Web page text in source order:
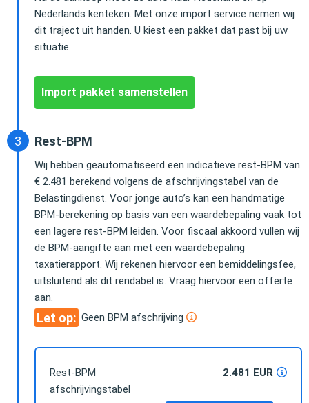
Nederlands kenteken. Met onze import service nemen wij
dit traject uit handen. U kiest een pakket dat past bij uw
situatie.
Import pakket samenstellen
Rest-BPM
Wij hebben geautomatiseerd een indicatieve rest-BPM van
€ 2.481 berekend volgens de afschrijvingstabel van de
Belastingdienst. Voor jonge auto’s kan een handmatige
BPM-berekening op basis van een waardebepaling vaak tot
een lagere rest-BPM leiden. Voor fiscaal akkoord vullen wij
de BPM-aangifte aan met een waardebepaling
taxatierapport. Wij rekenen hiervoor een bemiddelingsfee,
uitsluitend als dit rendabel is. Vraag hiervoor een offerte
aan.
Let op: Geen BPM afschrijving
Rest-BPM
afschrijvingstabel
2.481 EUR